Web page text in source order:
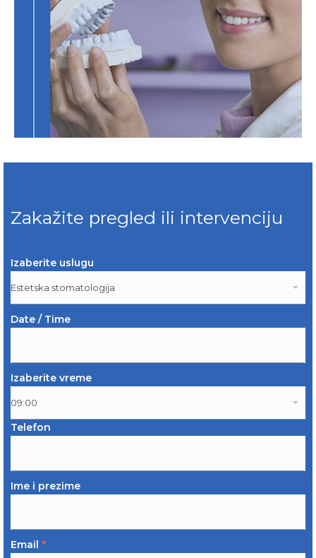
Zakažite pregled ili intervenciju
Izaberite uslugu
Date / Time
Izaberite vreme
Telefon
Ime i prezime
Email *